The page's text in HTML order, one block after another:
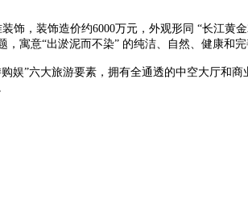
饰，装饰造价约6000万元，外观形同 “长江
寓意“出淤泥而不染” 的纯洁、自然、健康和完
娱”六大旅游要素，拥有全通透的中空大厅和